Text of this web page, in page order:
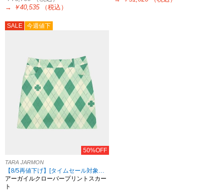
→
￥40,535 （税込）
SALE 今週値下
50%OFF
TARA JARMON
【8/5再値下げ】[タイムセール対象！8/18 8:59まで]
アーガイルクローバープリントスカー
ト